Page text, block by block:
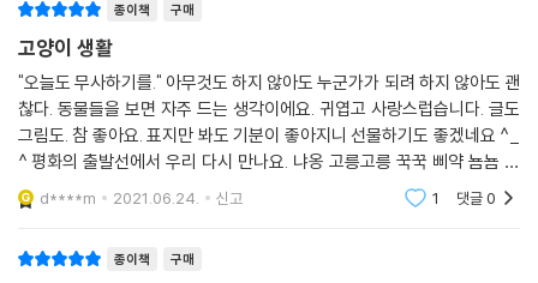
종이책 구매
고양이 생활
"오늘도 무사하기를." 아무것도 하지 않아도 누군가가 되려 하지 않아도 괜
찮다. 동물들을 보면 자주 드는 생각이에요. 귀엽고 사랑스럽습니다. 글도
그림도. 참 좋아요. 표지만 봐도 기분이 좋아지니 선물하기도 좋겠네요 ^_
^ 평화의 출발선에서 우리 다시 만나요. 냐옹 고릉고릉 꾹꾹 삐약 뇸뇸 야
아옹 찹찹 고양이는 야옹 빼고 강아지는 멍멍 빼고 모든 소리를 다 내는
듯 합니
d****m 2021.06.24. 신고 1 댓글0
종이책 구매